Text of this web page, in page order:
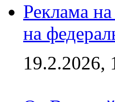
Реклама
на
19.2.2026,